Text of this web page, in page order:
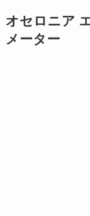
オセロニア
メーター